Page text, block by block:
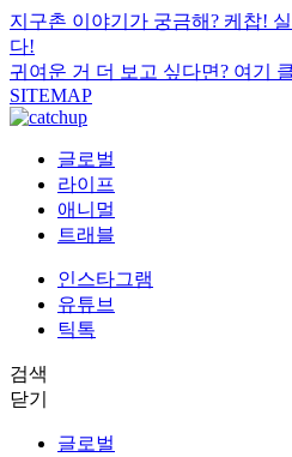
지구촌 이야기가 궁금해? 케찹!
다!
귀여운 거 더 보고 싶다면? 여기
SITEMAP
글로벌
라이프
애니멀
트래블
인스타그램
유튜브
틱톡
검색
닫기
글로벌